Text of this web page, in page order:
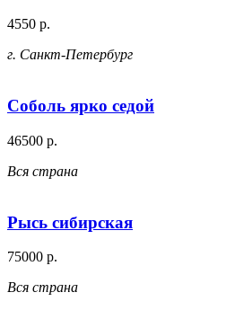
4550 р.
г. Санкт-Петербург
Соболь ярко седой
46500 р.
Вся страна
Рысь сибирская
75000 р.
Вся страна